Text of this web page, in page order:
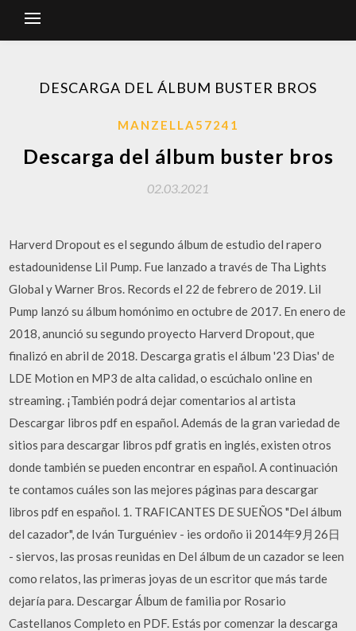
DESCARGA DEL ÁLBUM BUSTER BROS
MANZELLA57241
Descarga del álbum buster bros
02.03.2021
Harverd Dropout es el segundo álbum de estudio del rapero
estadounidense Lil Pump. Fue lanzado a través de Tha Lights
Global y Warner Bros. Records el 22 de febrero de 2019. Lil
Pump lanzó su álbum homónimo en octubre de 2017. En enero de
2018, anunció su segundo proyecto Harverd Dropout, que
finalizó en abril de 2018. Descarga gratis el álbum '23 Dias' de
LDE Motion en MP3 de alta calidad, o escúchalo online en
streaming. ¡También podrá dejar comentarios al artista
Descargar libros pdf en español. Además de la gran variedad de
sitios para descargar libros pdf gratis en inglés, existen otros
donde también se pueden encontrar en español. A continuación
te contamos cuáles son las mejores páginas para descargar
libros pdf en español. 1. TRAFICANTES DE SUEÑOS "Del álbum
del cazador", de Iván Turguéniev - ies ordoño ii 2014年9月26日
- siervos, las prosas reunidas en Del álbum de un cazador se leen
como relatos, las primeras joyas de un escritor que más tarde
dejaría para. Descargar Álbum de familia por Rosario
Castellanos Completo en PDF. Estás por comenzar la descarga